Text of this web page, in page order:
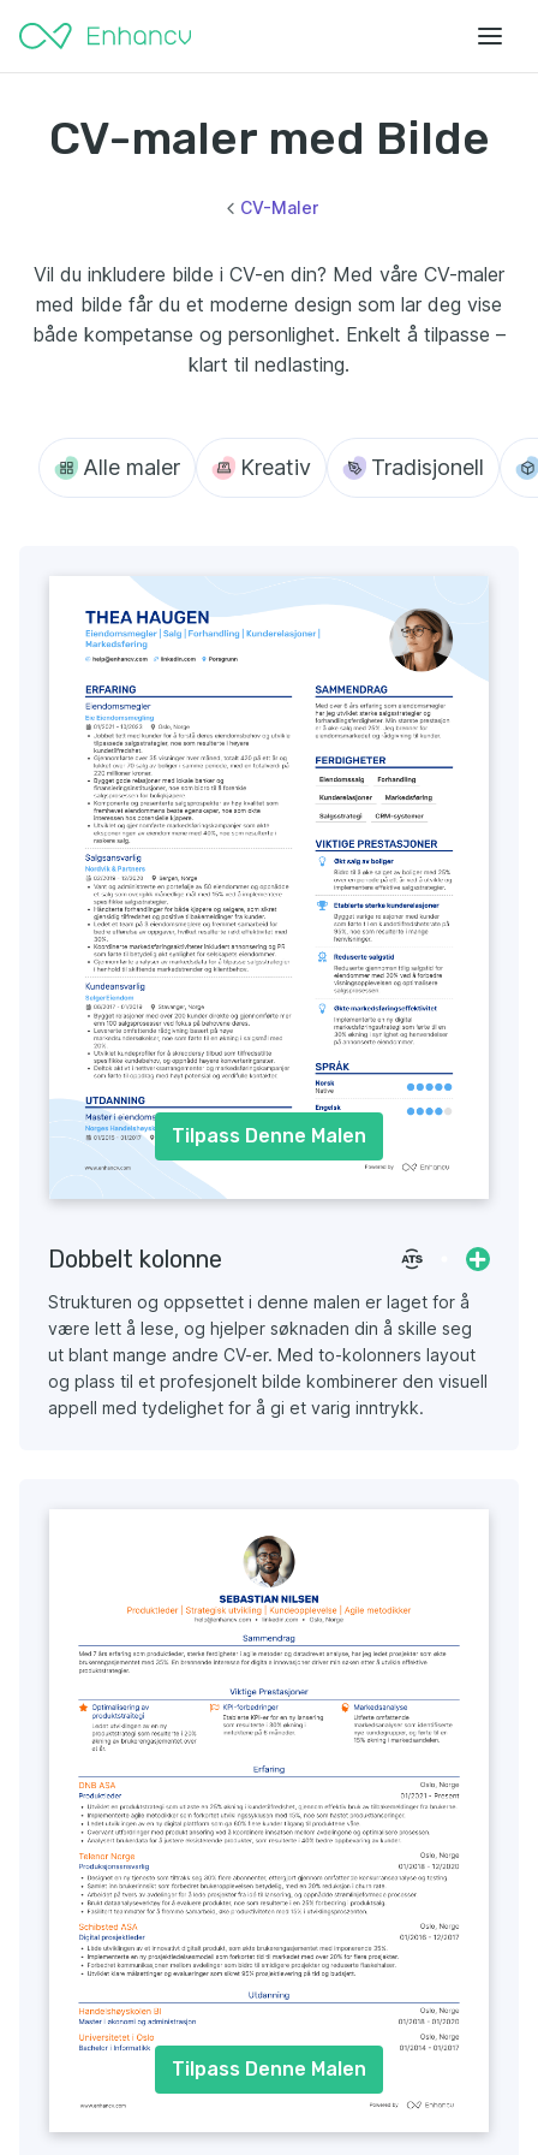
CV-maler med Bilde
CV-Maler
Vil du inkludere bilde i CV-en din? Med våre CV-maler
med bilde får du et moderne design som lar deg vise
både kompetanse og personlighet. Enkelt å tilpasse –
klart til nedlasting.
Alle maler Kreativ Tradisjonell
Tilpass Denne Malen
Dobbelt kolonne
Strukturen og oppsettet i denne malen er laget for å
være lett å lese, og hjelper søknaden din å skille seg
ut blant mange andre CV-er. Med to-kolonners layout
og plass til et profesjonelt bilde kombinerer den visuell
appell med tydelighet for å gi et varig inntrykk.
Tilpass Denne Malen